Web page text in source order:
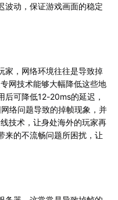
波动，保证游戏画面的稳定
家，网络环境往往是导致掉
网技术能够大幅降低这些地
后可降低12-20ms的延迟，
络问题导致的掉帧现象，并
技术，让身处海外的玩家再
来的不流畅问题所困扰，让